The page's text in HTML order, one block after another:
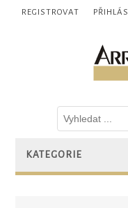
REGISTROVAT
KATEGORIE